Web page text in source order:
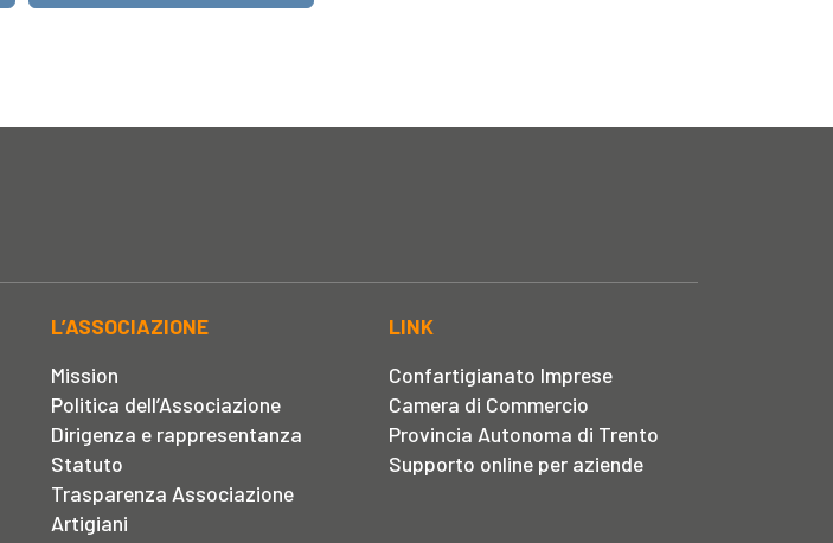
L’ASSOCIAZIONE
Mission
Politica dell’Associazione
Dirigenza e rappresentanza
Statuto
Trasparenza Associazione
Artigiani
LINK
Confartigianato Imprese
Camera di Commercio
Provincia Autonoma di Trento
Supporto online per aziende